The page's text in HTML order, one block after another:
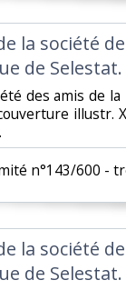
la société
de Selestat.
des amis de
illustr.
n°143/600 -
la société
de Selestat.